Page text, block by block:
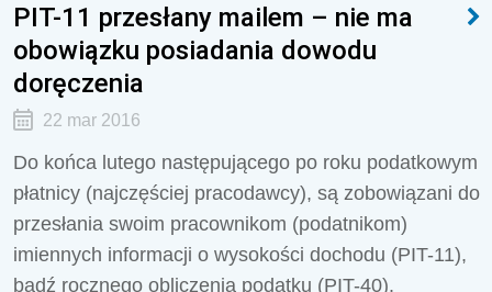
PIT-11 przesłany mailem – nie ma
obowiązku posiadania dowodu
doręczenia
22 mar 2016
Do końca lutego następującego po roku podatkowym
płatnicy (najczęściej pracodawcy), są zobowiązani do
przesłania swoim pracownikom (podatnikom)
imiennych informacji o wysokości dochodu (PIT-11),
bądź rocznego obliczenia podatku (PIT-40).